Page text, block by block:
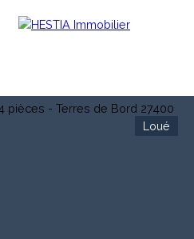
Loué